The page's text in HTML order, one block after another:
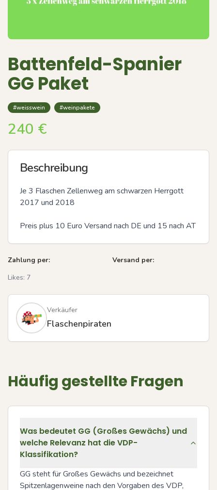
Battenfeld-Spanier
GG Paket
#weisswein #weinpakete
240 €
Beschreibung
Je 3 Flaschen Zellenweg am schwarzen Herrgott
2017 und 2018
Preis plus 10 Euro Versand nach DE und 15 nach AT
Zahlung per:
Versand per:
Likes: 7
Verkäufer
Flaschenpiraten
Häufig gestellte Fragen
Was bedeutet GG (Großes Gewächs) und
welche Relevanz hat die VDP-
Klassifikation?
GG steht für Großes Gewächs und bezeichnet
Spitzenlagenweine nach den Vorgaben des VDP,